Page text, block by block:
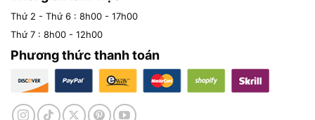
Thứ 2 - Thứ 6 : 8h00 - 17h00
Thứ 7 : 8h00 - 12h00
Phương thức thanh toán